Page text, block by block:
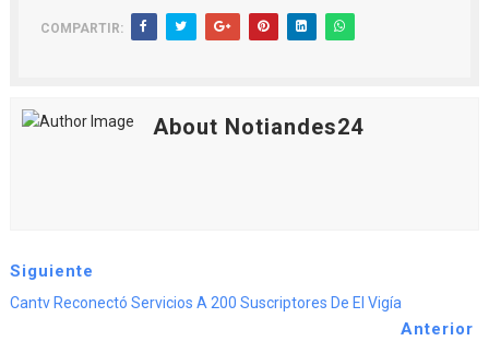
COMPARTIR:
About Notiandes24
Siguiente
Cantv Reconectó Servicios A 200 Suscriptores De El Vigía
Anterior